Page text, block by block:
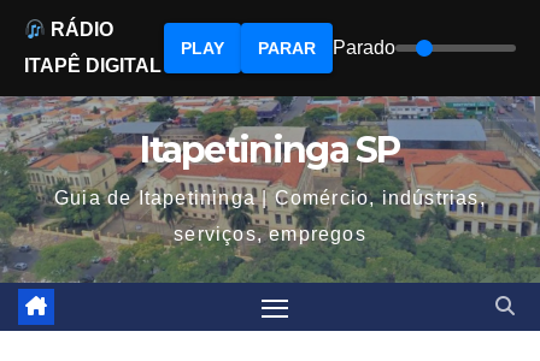
to
content
Itapetininga SP
Guia de Itapetininga | Comércio, indústrias,
serviços, empregos
RÁDIO
ITAPÊ DIGITAL
PLAY PARAR Parado